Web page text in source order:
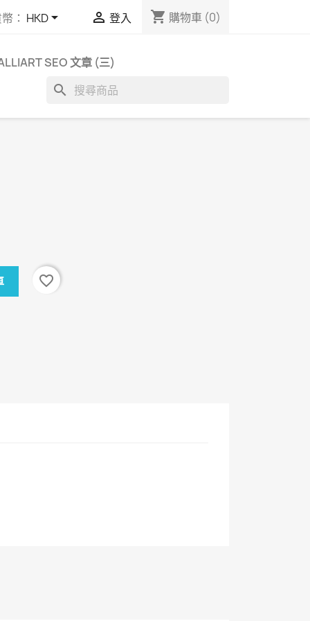
： HKD  登入 shopping_cart 購物車 (0)
SEO 文章 (三)
search
favorite_border